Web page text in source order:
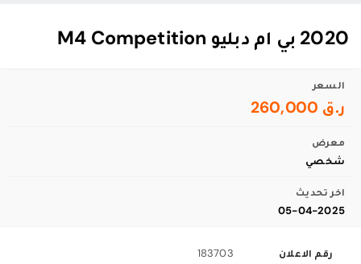
2020 بي ام دبليو M4 Competition
السعر
ر.ق 260,000
معرض
شخصي
اخر تحديث
05-04-2025
رقم الاعلان
183703